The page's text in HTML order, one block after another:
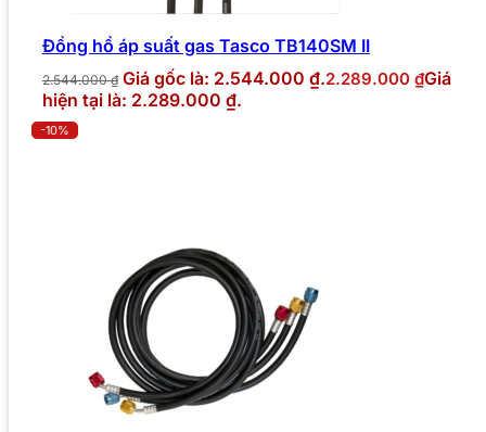
Đồng hồ áp suất gas Tasco TB140SM II
2.544.000₫ Giá gốc là: 2.544.000 ₫.2.289.000 ₫Giá
hiện tại là: 2.289.000 ₫.
-10%